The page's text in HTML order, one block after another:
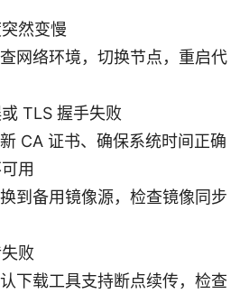
然变慢
网络环境，切换节点，重启代
TLS 握手失败
CA 证书、确保系统时间正确
用
到备用镜像源，检查镜像同步
败
下载工具支持断点续传，检查